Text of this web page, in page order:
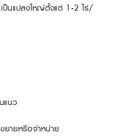
ป็นแปลงใหญ่ตั้งแต่ 1-2 ไร่/
นว
ยายหรือจำหน่าย